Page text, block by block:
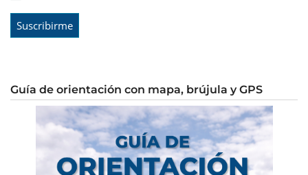
Guía de orientación con mapa, brújula y GPS